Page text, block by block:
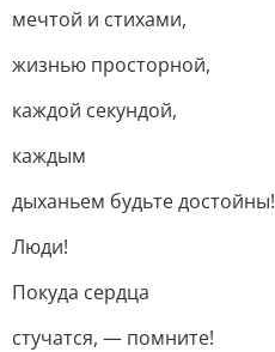
мечтой и стихами,
жизнью просторной,
каждой секундой,
каждым
дыханьем будьте достойны!
Люди!
Покуда сердца
стучатся, — помните!